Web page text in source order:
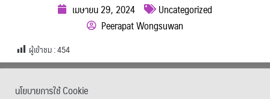
เมษายน 29, 2024
Uncategorized
Peerapat Wongsuwan
ผู้เข้าชม :454
นโยบายการใช้ Cookie